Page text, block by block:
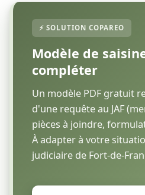
Modèle de
compléter
Un modèle PDF gratuit
d'une requête au JAF
pièces à joindre,
À adapter à votre
judiciaire de Fort-de-